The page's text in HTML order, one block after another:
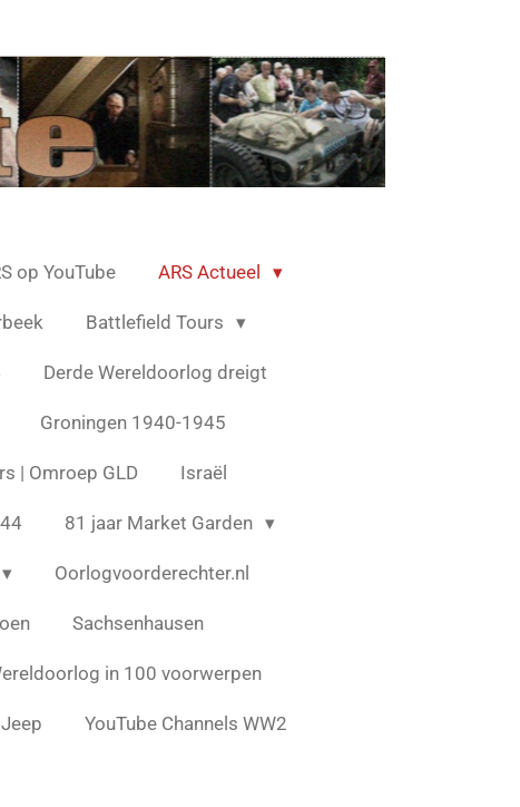
op YouTube ARS Actueel
Battlefield Tours
Derde Wereldoorlog dreigt
Groningen 1940-1945
| Omroep GLD Israël
81 jaar Market Garden
Oorlogvoorderechter.nl
Sachsenhausen
in 100 voorwerpen
YouTube Channels WW2